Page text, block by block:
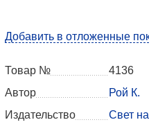
Добавить в отложенные
Товар №
4136
Автор
Рой К.
Издательство
Свет